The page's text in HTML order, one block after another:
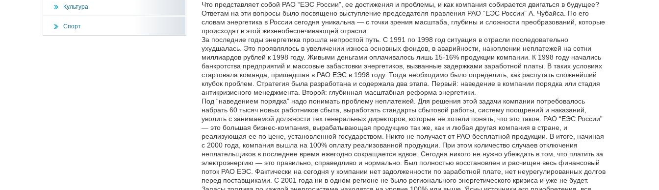
Культура
Спорт
Что представляет собой РАО “ЕЭС России”, ее достижения и проблемы, и как компания собирается двигаться в будущее?
Ответам на эти вопросы было посвящено выступление председателя правления РАО “ЕЭС России” А. Чубайса. По его
словам энергетика в России сегодня уникальна — с точки зрения масштаба, глубины и сложности преобразований, которые
происходят в этой жизнеобеспечивающей отрасли.
За последние годы энергетика прошла непростой путь. С 1991 по 1998 год ситуация в отрасли последовательно
ухудшалась. Это проявлялось в увеличении износа основных фондов, в аварийности, накоплении неплатежей на сотни
миллиардов рублей к 1998 году. Живыми деньгами оплачивалось лишь 15-16% продукции компании. К 1998 году начались
банкротства предприятий и массовые забастовки энергетиков, вызванные задержками заработной платы. В таких условиях
стартовала команда, пришедшая в РАО ЕЭС в 1998 году. Тогда необходимо было определить, как распутать сложнейший
клубок проблем. Стратегия была разработана и содержала два этапа. Первый: наведение в компании порядка или стадия
антикризисного менеджмента. Второй: глубинная масштабная реформа энергетики.
Под “наведением порядка” надо понимать проблему неплатежей. Для решения этой задачи компании потребовалось
набрать 60 тысяч новых работников сбыта, выработать стандарты сбытовой работы, систему поощрений и наказаний,
уволить с занимаемой должности тех генеральных директоров, которые не хотели понять, что это такое. РАО “ЕЭС России”
— это большая бизнес-компания, вырабатывающая продукцию так же, как и любая другая компания в стране, и
реализующая ее по цене, установленной государством. Никто не получает от РАО бесплатной продукции. В итоге, начиная
с 2000 года, компания вышла на 100% оплату реализованной продукции. При этом количество случаев отключения
неплательщиков в последнее время ежегодно сокращается вдвое. Сегодня никого не нужно убеждать в том, что платить за
электроэнергию — это правильно, справедливо и нормально. Был полностью восстановлен и расчищен весь финансовый
поток РАО ЕЭС. Фактически на сегодня у компании нет задолженности по заработной плате, нет неурегулированных долгов
перед поставщиками. С 2001 года ни в одном регионе не было регионального энергетического кризиса и уже не будет.